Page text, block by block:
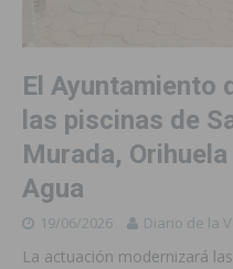
El Ayuntamiento
las piscinas de
Murada,
Agua
19/06/2026 Diario de la
La actuación modernizará